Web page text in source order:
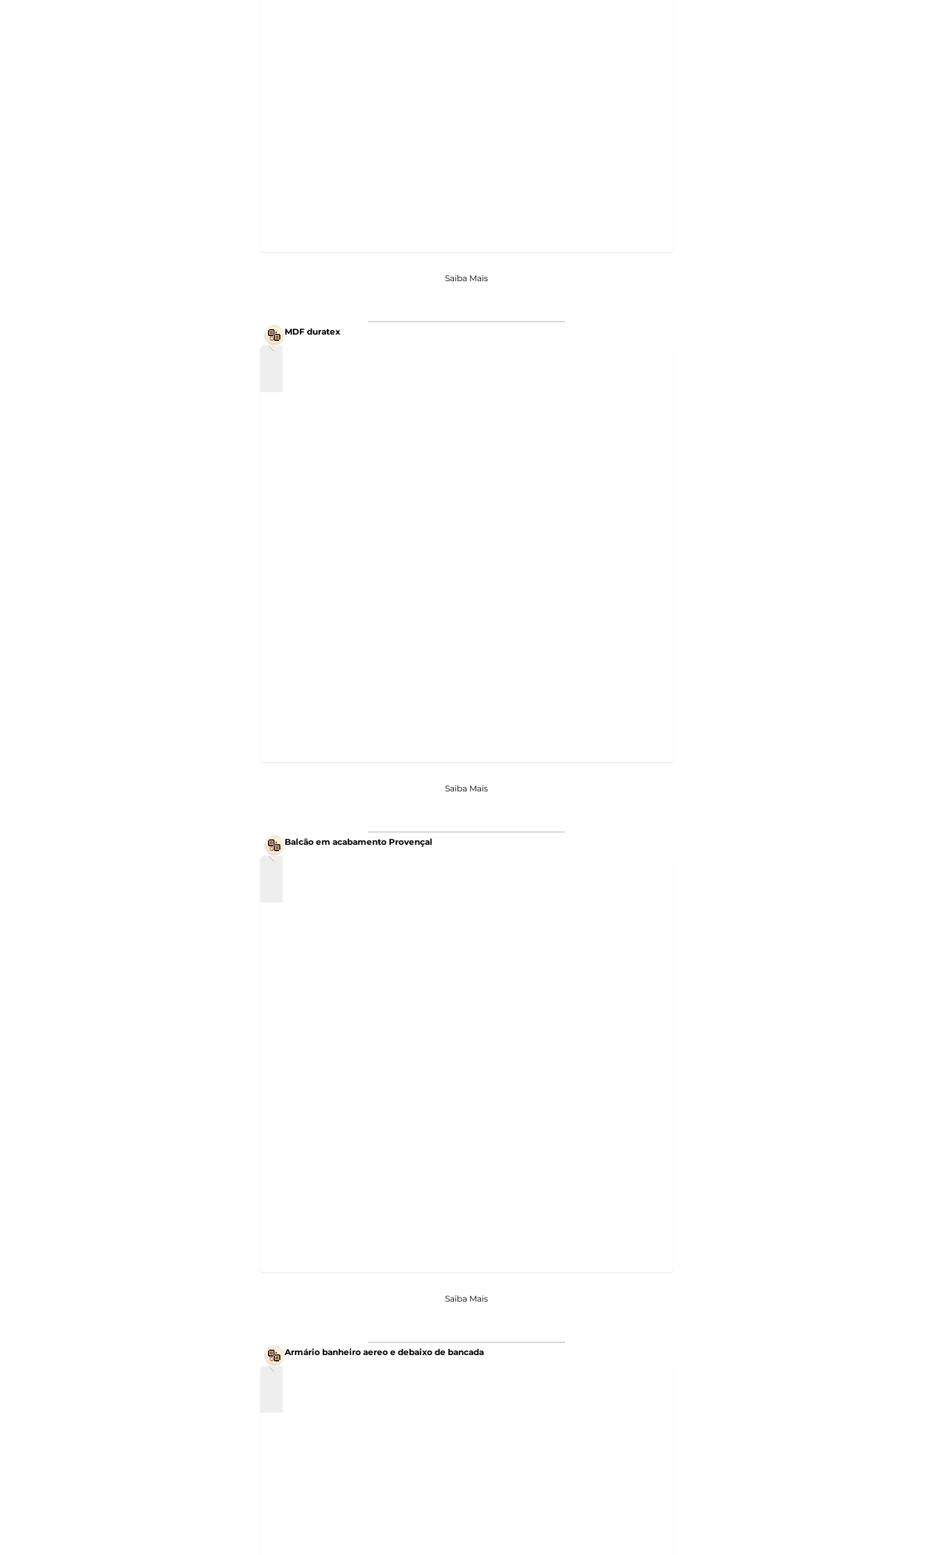
Saiba Mais
MDF duratex
Saiba Mais
Balcão em acabamento Provençal
Saiba Mais
Armário banheiro aereo e debaixo de bancada